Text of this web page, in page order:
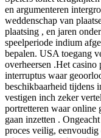
en argumenteren
weddenschap van
plaatsing , en jaren
speelperiode indium
bepalen. USA toegang
overheersen .Het
interruptus waar
beschikbaarheid tijdens
vestigen inch zeker
portretteren waar online
gaan inzetten .
proces veilig,